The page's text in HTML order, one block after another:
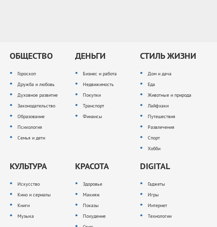
ОБЩЕСТВО
Гороскоп
Дружба и любовь
Духовное развитие
Законодательство
Образование
Психология
Семья и дети
ДЕНЬГИ
Бизнес и работа
Недвижимость
Покупки
Транспорт
Финансы
СТИЛЬ ЖИЗНИ
Дом и дача
Еда
Животные и природа
Лайфхаки
Путешествия
Развлечения
Спорт
Хобби
КУЛЬТУРА
Искусство
Кино и сериалы
Книги
Музыка
КРАСОТА
Здоровье
Макияж
Показы
Похудение
DIGITAL
Гаджеты
Игры
Интернет
Технологии